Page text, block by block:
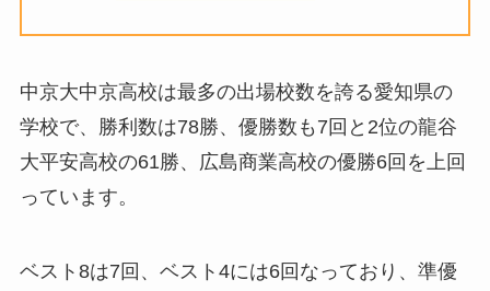
中京大中京高校は最多の出場校数を誇る愛知県の
学校で、勝利数は78勝、優勝数も7回と2位の龍谷
大平安高校の61勝、広島商業高校の優勝6回を上回
っています。
ベスト8は7回、ベスト4には6回なっており、準優